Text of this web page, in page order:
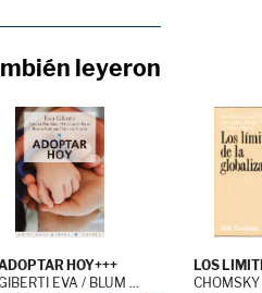
leyeron
HOY+++
EVA / BLUM ...
LOS